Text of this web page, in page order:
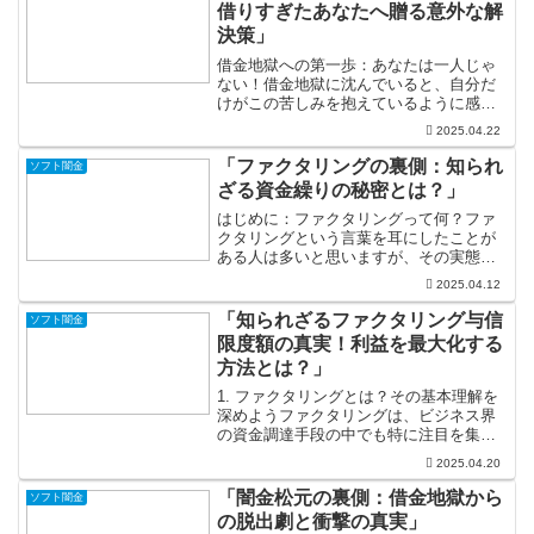
借りすぎたあなたへ贈る意外な解
決策」
借金地獄への第一歩：あなたは一人じゃ
ない！借金地獄に沈んでいると、自分だ
けがこの苦しみを抱えているように感じ
ることが多いですが、実は多くの人々が
同じような状況を経験しています。まず
大切なのは、自分の気持ちを理解し、受
け入れることです。これを...
2025.04.22
ソフト闇金
「ファクタリングの裏側：知られ
ざる資金繰りの秘密とは？」
はじめに：ファクタリングって何？ファ
クタリングという言葉を耳にしたことが
ある人は多いと思いますが、その実態を
知っている人は少ないのではないでしょ
にとって、資金繰りは頭の痛い問題。こ
こで登場するのがファクタ...
2025.04.12
ソフト闇金
「知られざるファクタリング与信
限度額の真実！利益を最大化する
方法とは？」
1. ファクタリングとは？その基本理解を
深めようファクタリングは、ビジネス界
の資金調達手段の中でも特に注目を集め
ています。売掛金を早期に現金化するこ
とで、企業は運転資金を確保しやすくな
ります。この仕組みを理解することで、
企業は資金繰りの悩み...
2025.04.20
ソフト闇金
「闇金松元の裏側：借金地獄から
の脱出劇と衝撃の真実」